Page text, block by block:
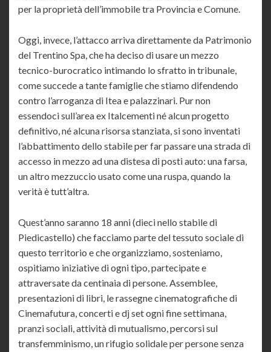
per la proprietà dell’immobile tra Provincia e Comune.
Oggi, invece, l’attacco arriva direttamente da Patrimonio
del Trentino Spa, che ha deciso di usare un mezzo
tecnico-burocratico intimando lo sfratto in tribunale,
come succede a tante famiglie che stiamo difendendo
contro l’arroganza di Itea e palazzinari. Pur non
essendoci sull’area ex Italcementi né alcun progetto
definitivo, né alcuna risorsa stanziata, si sono inventati
l’abbattimento dello stabile per far passare una strada di
accesso in mezzo ad una distesa di posti auto: una farsa,
un altro mezzuccio usato come una ruspa, quando la
verità è tutt’altra.
Quest’anno saranno 18 anni (dieci nello stabile di
Piedicastello) che facciamo parte del tessuto sociale di
questo territorio e che organizziamo, sosteniamo,
ospitiamo iniziative di ogni tipo, partecipate e
attraversate da centinaia di persone. Assemblee,
presentazioni di libri, le rassegne cinematografiche di
Cinemafutura, concerti e dj set ogni fine settimana,
pranzi sociali, attività di mutualismo, percorsi sul
transfemminismo, un rifugio solidale per persone senza